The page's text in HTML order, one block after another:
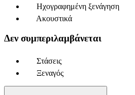
Ηχογραφημένη ξενάγηση
Ακουστικά
Δεν συμπεριλαμβάνεται
Στάσεις
Ξεναγός